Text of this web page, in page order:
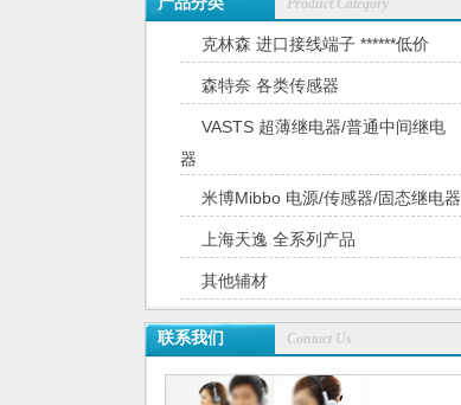
Product Category
克林森 进口接线端子 ******低价
森特奈 各类传感器
VASTS 超薄继电器/普通中间继电
器
米博Mibbo 电源/传感器/固态继电器
上海天逸 全系列产品
其他辅材
联系我们 Contact Us